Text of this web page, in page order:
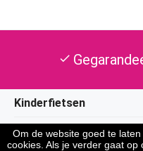
Om de website goed te
cookies. Als je verder gaat
check
Kinderfietsen
Klantenservice